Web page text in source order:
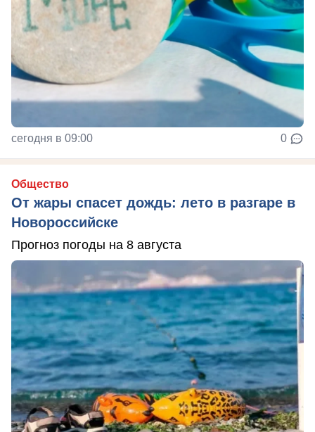
сегодня в 09:00 0
Общество
От жары спасет дождь: лето в разгаре в
Новороссийске
Прогноз погоды на 8 августа